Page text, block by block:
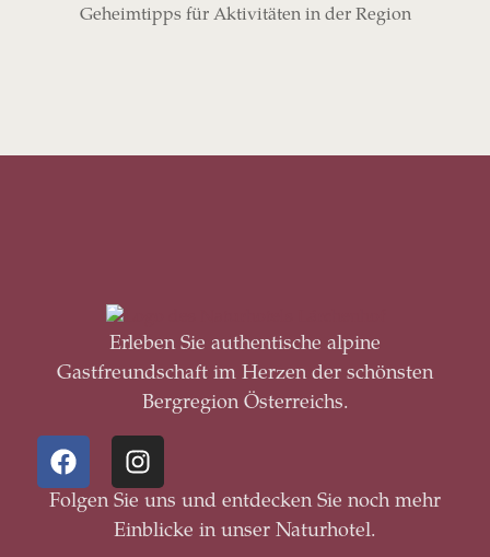
Geheimtipps für Aktivitäten in der Region
Erleben Sie authentische alpine
Gastfreundschaft im Herzen der schönsten
Bergregion Österreichs.
Folgen Sie uns und entdecken Sie noch mehr
Einblicke in unser Naturhotel.